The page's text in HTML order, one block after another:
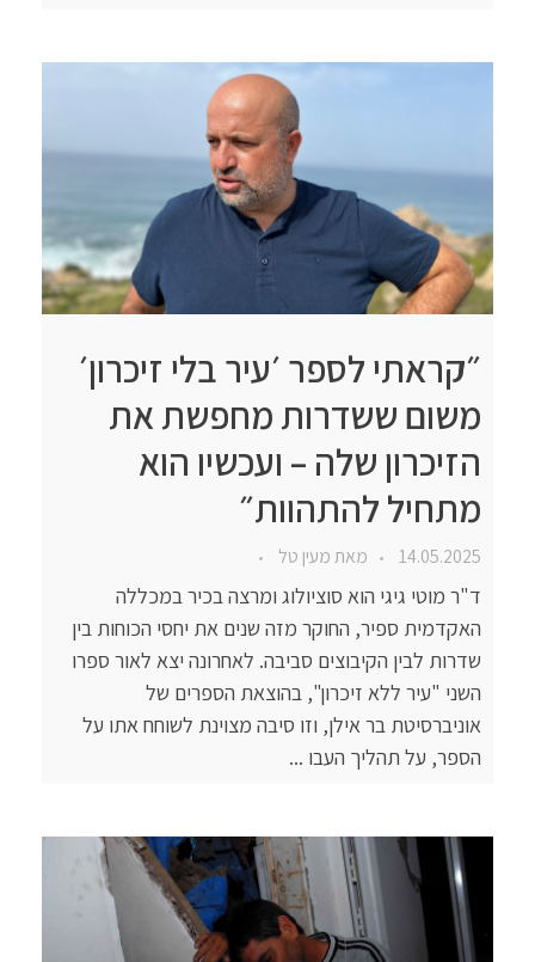
״קראתי לספר ׳עיר בלי זיכרון׳
משום ששדרות מחפשת את
הזיכרון שלה – ועכשיו הוא
מתחיל להתהוות״
14.05.2025 מאתמעין טל
ד"ר מוטי גיגי הוא סוציולוג ומרצה בכיר במכללה
האקדמית ספיר, החוקר מזה שנים את יחסי הכוחות בין
שדרות לבין הקיבוצים סביבה. לאחרונה יצא לאור ספרו
השני "עיר ללא זיכרון", בהוצאת הספרים של
אוניברסיטת בר אילן, וזו סיבה מצוינת לשוחח אתו על
הספר, על תהליך העבו ...